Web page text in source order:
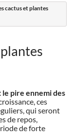
cactus et plantes
le pire ennemi des
ces
qui seront
de repos,
de forte